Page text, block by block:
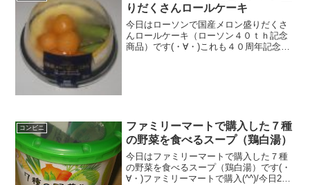
りだくさんロールケーキ
今日はローソンで国産メロン盛りだくさ
んロールケーキ（ローソン４０ｔｈ記念
商品）です(・∀・)これも４０周年記念商
コンビニ
ファミリーマートで購入した７種
の野菜を食べるスープ（鶏白湯）
今日はファミリーマートで購入した７種
の野菜を食べるスープ（鶏白湯）です(・
∀・)ファミリーマートで購入(^^)/今日2回